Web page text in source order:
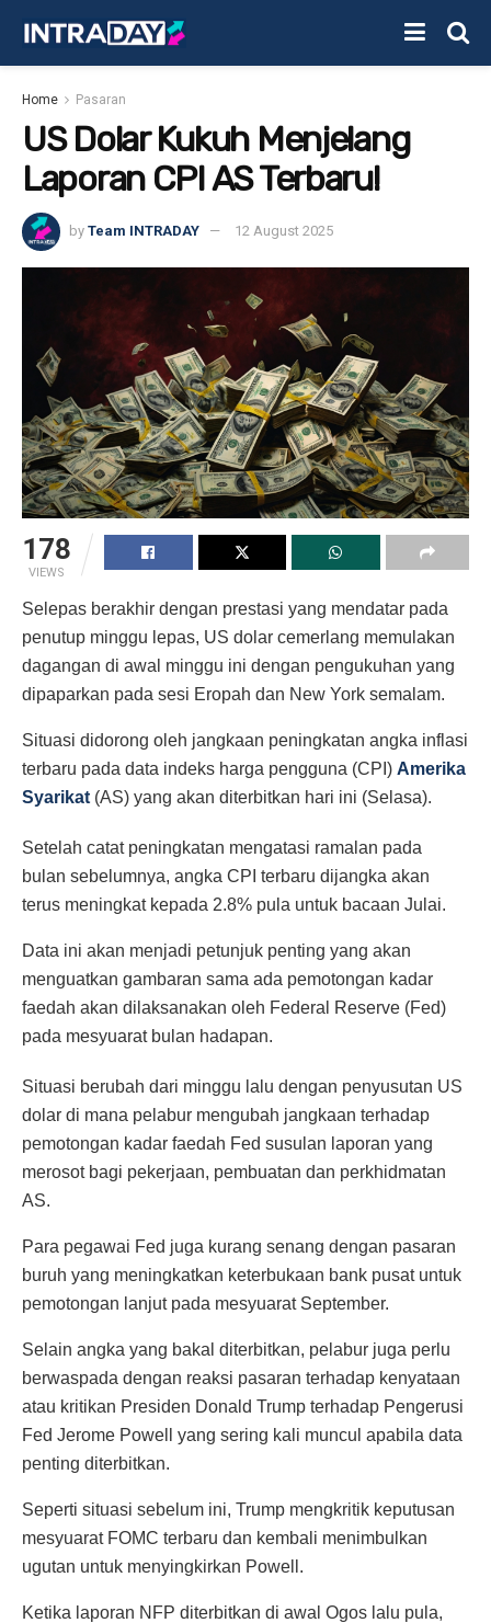
Home Pasaran
US Dolar Kukuh Menjelang
Laporan CPI AS Terbaru!
by Team INTRADAY 12 August 2025
178
VIEWS
Selepas berakhir dengan prestasi yang mendatar pada
penutup minggu lepas, US dolar cemerlang memulakan
dagangan di awal minggu ini dengan pengukuhan yang
dipaparkan pada sesi Eropah dan New York semalam.
Situasi didorong oleh jangkaan peningkatan angka inflasi
terbaru pada data indeks harga pengguna (CPI) Amerika
Syarikat (AS) yang akan diterbitkan hari ini (Selasa).
Setelah catat peningkatan mengatasi ramalan pada
bulan sebelumnya, angka CPI terbaru dijangka akan
terus meningkat kepada 2.8% pula untuk bacaan Julai.
Data ini akan menjadi petunjuk penting yang akan
menguatkan gambaran sama ada pemotongan kadar
faedah akan dilaksanakan oleh Federal Reserve (Fed)
pada mesyuarat bulan hadapan.
Situasi berubah dari minggu lalu dengan penyusutan US
dolar di mana pelabur mengubah jangkaan terhadap
pemotongan kadar faedah Fed susulan laporan yang
merosot bagi pekerjaan, pembuatan dan perkhidmatan
AS.
Para pegawai Fed juga kurang senang dengan pasaran
buruh yang meningkatkan keterbukaan bank pusat untuk
pemotongan lanjut pada mesyuarat September.
Selain angka yang bakal diterbitkan, pelabur juga perlu
berwaspada dengan reaksi pasaran terhadap kenyataan
atau kritikan Presiden Donald Trump terhadap Pengerusi
Fed Jerome Powell yang sering kali muncul apabila data
penting diterbitkan.
Seperti situasi sebelum ini, Trump mengkritik keputusan
mesyuarat FOMC terbaru dan kembali menimbulkan
ugutan untuk menyingkirkan Powell.
Ketika laporan NFP diterbitkan di awal Ogos lalu pula,